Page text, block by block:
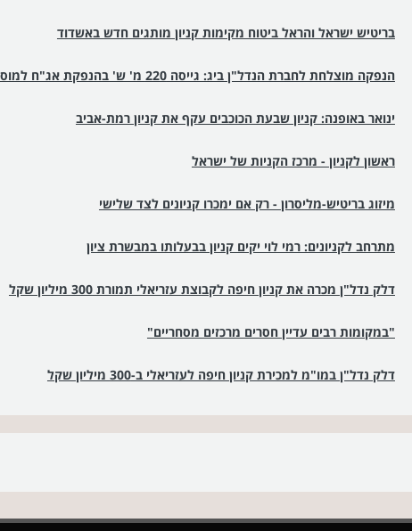
בריטיש ישראל והראל ביטוח מקימות קניון מותגים חדש באשדוד
הנפקה מוצלחת לחברת הנדל"ן ביג: גייסה 220 מ' ש' בהנפקת אג"ח למוסדיים
ינואר באופנה: קניון שבעת הכוכבים עקף את קניון רמת-אביב
ראשון לקניון - מרכז הקניות של ישראל
מיזוג בריטיש-מליסרון - רק אם ימכרו קניונים לצד שלישי
מתרחב לקניונים: רמי לוי יקים קניון בבעלותו במבשרת ציון
דלק נדל"ן מכרה את קניון חיפה לקבוצת עזריאלי תמורת 300 מיליון שקל
"במקומות רבים עדיין חסרים מרכזים מסחריים"
דלק נדל"ן במו"מ למכירת קניון חיפה לעזריאלי ב-300 מיליון שקל